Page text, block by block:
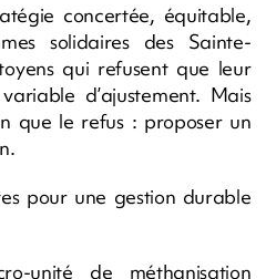
concertée, équitable,
solidaires des Sainte-
qui refusent que leur
d’ajustement. Mais
que le refus : proposer un
pour une gestion durable
unité de méthanisation